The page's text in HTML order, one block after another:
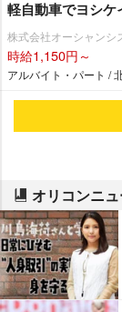
軽自動車でヨシケ
株式会社オーシャンシ
時給1,150円～
アルバイト・パート /
オリコンニ